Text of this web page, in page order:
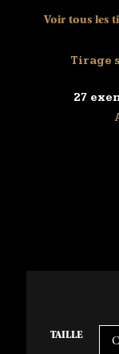
Voir tous les
Tirage
27
TAILLE